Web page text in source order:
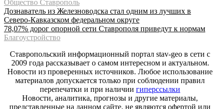
Общество Ставрополь
Дознаватель из Железноводска стал одним из лучших в
Северо-Кавказском федеральном округе
78,07% дорог опорной сети Ставрополя приведут к нормам
Благоустройство
Ставропольский информационный портал stav-geo в сети с
2009 года рассказывает о самом интересном и актуальном.
Новости из проверенных источников. Любое использование
материалов допускается только при соблюдении правил
перепечатки и при наличии гиперссылки
Новости, аналитика, прогнозы и другие материалы,
представленные на данном сайте, не являются офертой или